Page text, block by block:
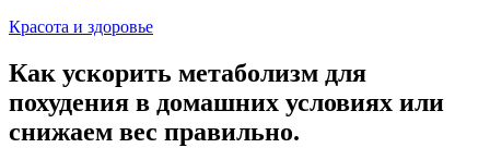
Красота и здоровье
Как ускорить метаболизм для
похудения в домашних условиях или
снижаем вес правильно.